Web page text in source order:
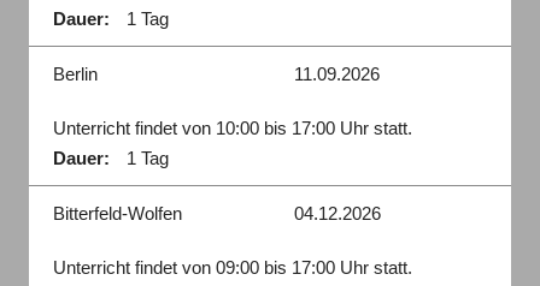
Dauer:
1 Tag
Berlin 11.09.2026
Unterricht findet von 10:00 bis 17:00 Uhr statt.
Dauer:
1 Tag
Bitterfeld-Wolfen 04.12.2026
Unterricht findet von 09:00 bis 17:00 Uhr statt.